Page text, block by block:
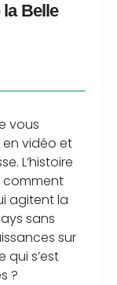
la Belle
vous
en vidéo et
L’histoire
comment
agitent la
sans
sur
qui s’est
?